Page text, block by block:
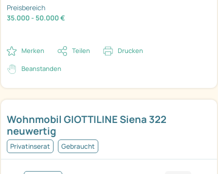
Wohnmobil GIOTTILINE Siena 322
neuwertig
Privatinserat Gebraucht
Preisbereich
35.000 - 50.000 €
Merken Teilen Drucken
Beanstanden